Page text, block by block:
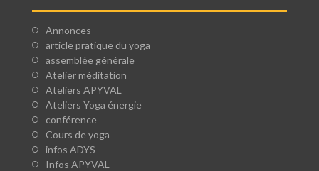
Annonces
article pratique du yoga
assemblée générale
Atelier méditation
Ateliers APYVAL
Ateliers Yoga énergie
conférence
Cours de yoga
infos ADYS
Infos APYVAL